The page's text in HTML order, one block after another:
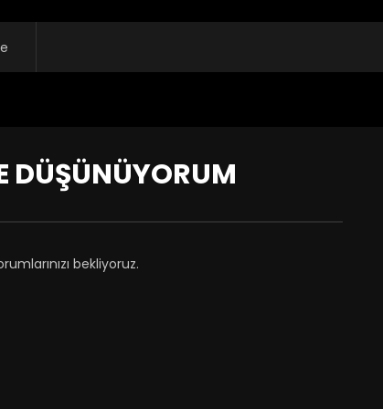
DÜŞÜNÜYORUM
bekliyoruz.